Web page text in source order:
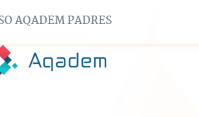
AQADEM PADRES